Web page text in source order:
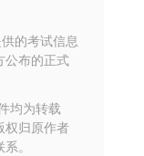
的考试信息
公布的正式
均为转载
权归原作者
。